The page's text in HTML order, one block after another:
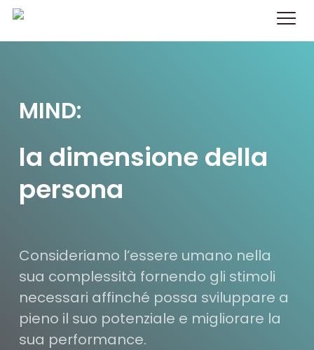
Skip
MIND:
la dimensione della
persona
Consideriamo l’essere umano nella
sua complessità fornendo gli stimoli
necessari affinché possa sviluppare a
pieno il suo potenziale e migliorare la
sua performance.